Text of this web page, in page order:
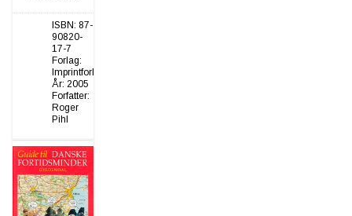
ISBN: 87-
90820-
17-7
Forlag:
Imprintforlaget
År: 2005
Forfatter:
Roger
Pihl